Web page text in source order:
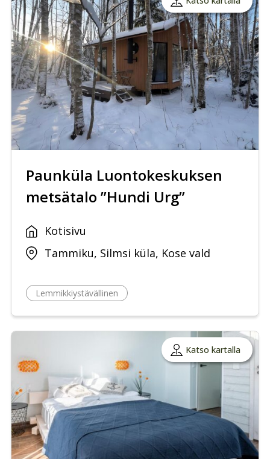
Paunküla Luontokeskuksen
metsätalo ”Hundi Urg”
Kotisivu
Tammiku, Silmsi küla, Kose vald
Lemmikkiystävällinen
Katso kartalla